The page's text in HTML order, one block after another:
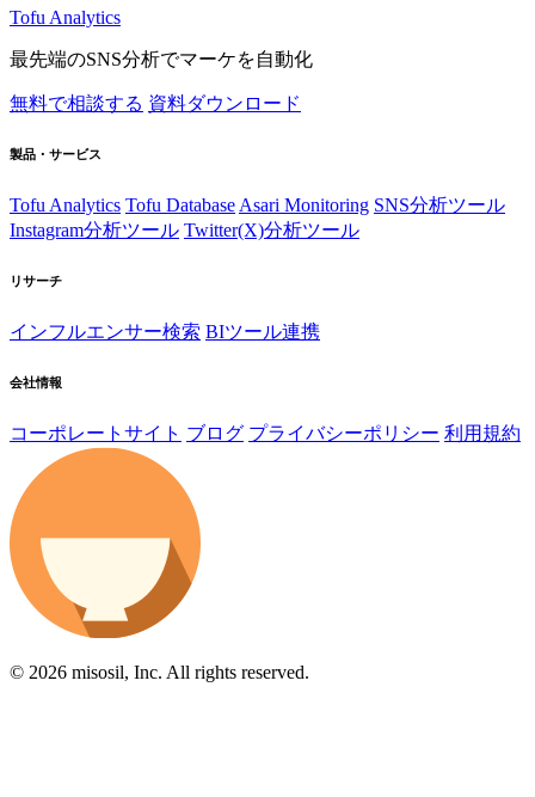
Tofu Analytics
最先端のSNS分析でマーケを自動化
無料で相談する 資料ダウンロード
製品・サービス
Tofu Analytics Tofu Database Asari Monitoring SNS分析ツール
Instagram分析ツール Twitter(X)分析ツール
リサーチ
インフルエンサー検索 BIツール連携
会社情報
コーポレートサイト ブログ プライバシーポリシー 利用規約
© 2026 misosil, Inc. All rights reserved.